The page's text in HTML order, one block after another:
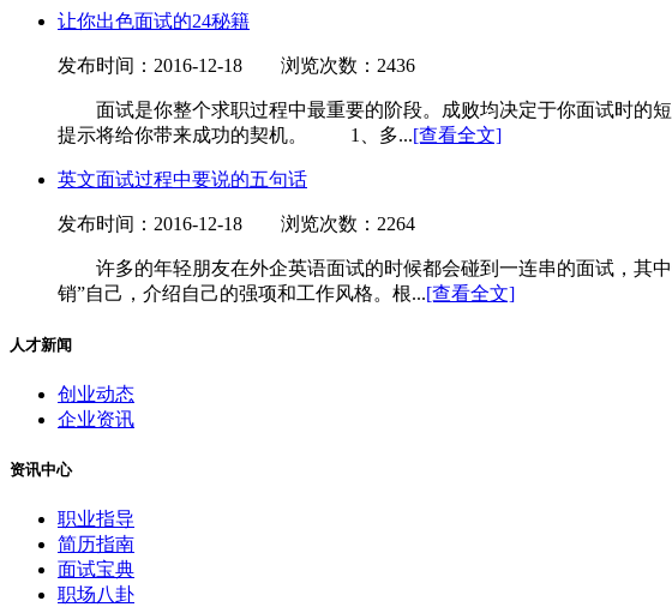
让你出色面试的24秘籍
发布时间：2016-12-18 浏览次数：2436
面试是你整个求职过程中最重要的阶段。成败均决定于你面试时的短
提示将给你带来成功的契机。 1、多...[查看全文]
英文面试过程中要说的五句话
发布时间：2016-12-18 浏览次数：2264
许多的年轻朋友在外企英语面试的时候都会碰到一连串的面试，其中
销”自己，介绍自己的强项和工作风格。根...[查看全文]
人才新闻
创业动态
企业资讯
资讯中心
职业指导
简历指南
面试宝典
职场八卦